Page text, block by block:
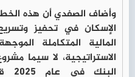
وأضاف الصفدي أن هذه
الإسكان في تحفيز
المالية المتكاملة
الاستراتيجية، لا سيما